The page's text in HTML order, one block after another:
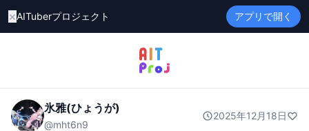
×AITuberプロジェクト アプリで開く
氷雅(ひょうが)
@mht6n9
2025年12月18日